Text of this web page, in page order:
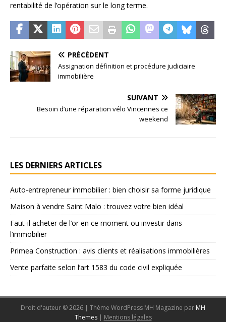
rentabilité de l’opération sur le long terme.
PRÉCÉDENT
Assignation définition et procédure judiciaire
immobilière
SUIVANT
Besoin d’une réparation vélo Vincennes ce
weekend
LES DERNIERS ARTICLES
Auto-entrepreneur immobilier : bien choisir sa forme juridique
Maison à vendre Saint Malo : trouvez votre bien idéal
Faut-il acheter de l’or en ce moment ou investir dans
l’immobilier
Primea Construction : avis clients et réalisations immobilières
Vente parfaite selon l’art 1583 du code civil expliquée
Droit d'auteur © 2026 | Thème WordPress MH Magazine par MH
Themes | Mentions légales